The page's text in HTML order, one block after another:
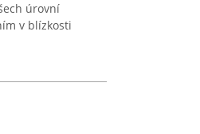
úrovní
v blízkosti